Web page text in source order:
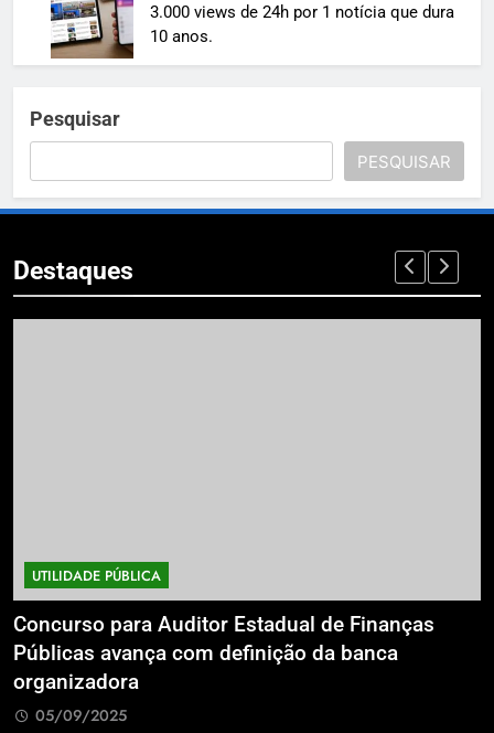
3.000 views de 24h por 1 notícia que dura
10 anos.
Pesquisar
PESQUISAR
Destaques
UTILIDADE PÚBLICA
Concurso para Auditor Estadual de Finanças
Públicas avança com definição da banca
organizadora
05/09/2025